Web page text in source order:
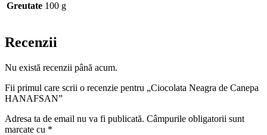
Greutate 100 g
Recenzii
Nu există recenzii până acum.
Fii primul care scrii o recenzie pentru „Ciocolata Neagra de Canepa
HANAFSAN”
Adresa ta de email nu va fi publicată. Câmpurile obligatorii sunt
marcate cu *